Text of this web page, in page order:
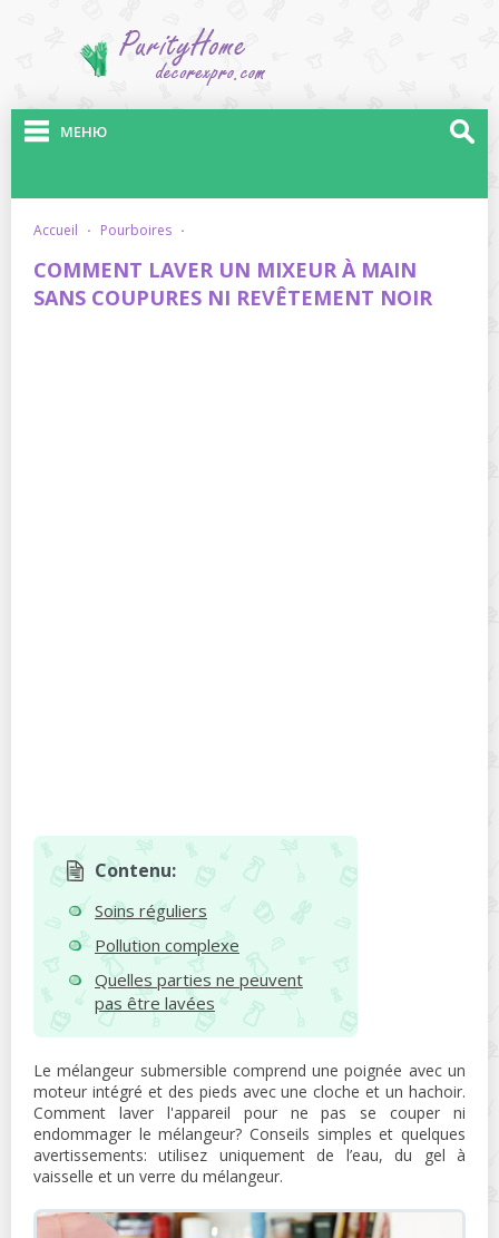
МЕНЮ
accueil · pourboires ·
COMMENT LAVER UN MIXEUR À MAIN
SANS COUPURES NI REVÊTEMENT NOIR
Contenu:
Soins réguliers
Pollution complexe
Quelles parties ne peuvent
pas être lavées
Le mélangeur submersible comprend une poignée avec un
moteur intégré et des pieds avec une cloche et un hachoir.
Comment laver l'appareil pour ne pas se couper ni
endommager le mélangeur? Conseils simples et quelques
avertissements: utilisez uniquement de l’eau, du gel à
vaisselle et un verre du mélangeur.